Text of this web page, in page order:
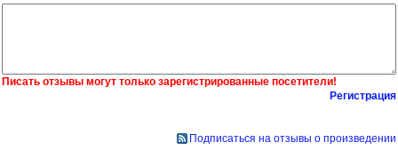
Писать отзывы могут только зарегистрированные посетители!
Регистрация
Подписаться на отзывы о произведении